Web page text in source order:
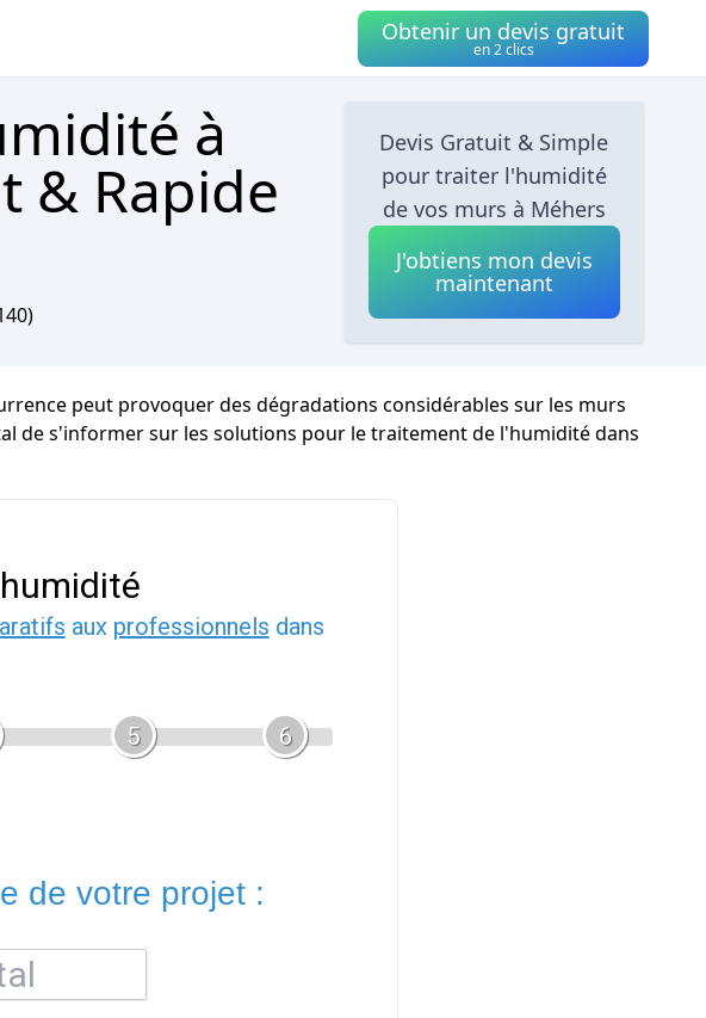
Obtenir un devis gratuit
en 2 clics
à
& Rapide
Devis Gratuit & Simple
pour traiter l'humidité
de vos murs à Méhers
J'obtiens mon devis
maintenant
peut provoquer des dégradations considérables sur les murs
de s'informer sur les solutions pour le traitement de l'humidité dans
aux professionnels dans
5 6
de votre projet :